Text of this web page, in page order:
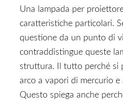
Una lampada per
caratteristiche particolari.
questione da un punto di
contraddistingue queste
struttura. Il tutto perché si
arco a vapori di mercurio e
Questo spiega anche